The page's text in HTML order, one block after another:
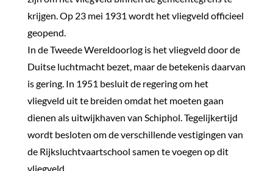
krijgen. Op 23 mei 1931 wordt het vliegveld officieel
geopend.
In de Tweede Wereldoorlog is het vliegveld door de
Duitse luchtmacht bezet, maar de betekenis daarvan
is gering. In 1951 besluit de regering om het
vliegveld uit te breiden omdat het moeten gaan
dienen als uitwijkhaven van Schiphol. Tegelijkertijd
wordt besloten om de verschillende vestigingen van
de Rijksluchtvaartschool samen te voegen op dit
vliegveld.